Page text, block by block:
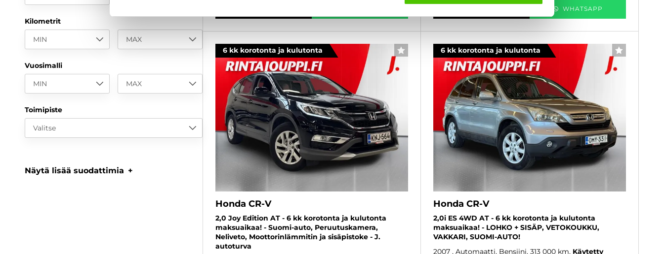
Kilometrit
MIN MAX
Vuosimalli
MIN MAX
Toimipiste
Valitse
Näytä lisää suodattimia
WHATSAPP
6 kk korotonta ja kulutonta SUOSIKKI
Honda CR-V
2,0 Joy Edition AT - 6 kk korotonta ja kulutonta
maksuaikaa! - Suomi-auto, Peruutuskamera,
Neliveto, Moottorinlämmitin ja sisäpistoke - J.
autoturva
6 kk korotonta ja kulutonta SUOSIKKI
Honda CR-V
2,0i ES 4WD AT - 6 kk korotonta ja kulutonta
maksuaikaa! - LOHKO + SISÄP, VETOKOUKKU,
VAKKARI, SUOMI-AUTO!
2007 , Automaatti, Bensiini, 313 000 km Käytetty